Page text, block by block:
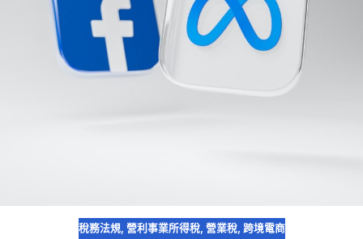
稅務法規, 營利事業所得稅, 營業稅, 跨境電商